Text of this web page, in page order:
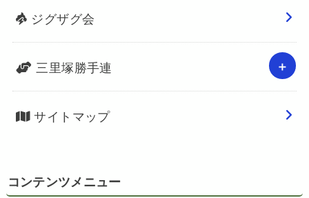
ジグザグ会
三里塚勝手連
サイトマップ
コンテンツメニュー